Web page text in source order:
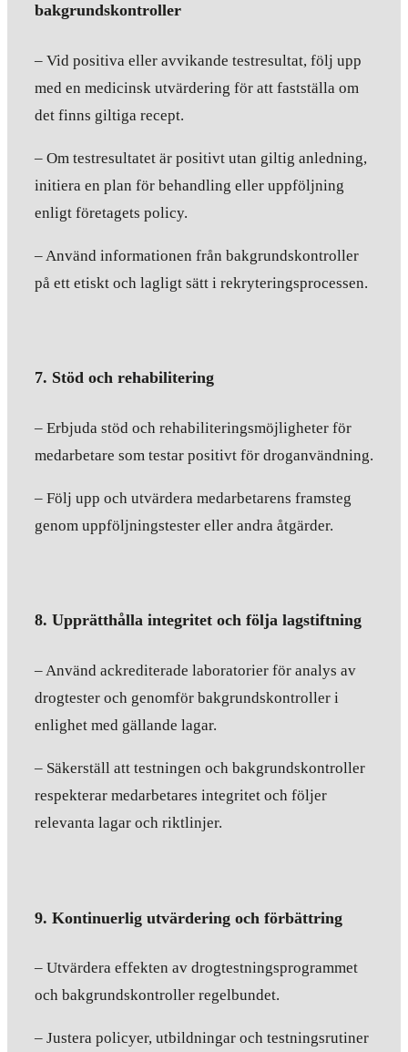
bakgrundskontroller
– Vid positiva eller avvikande testresultat, följ upp
med en medicinsk utvärdering för att fastställa om
det finns giltiga recept.
– Om testresultatet är positivt utan giltig anledning,
initiera en plan för behandling eller uppföljning
enligt företagets policy.
– Använd informationen från bakgrundskontroller
på ett etiskt och lagligt sätt i rekryteringsprocessen.
7. Stöd och rehabilitering
– Erbjuda stöd och rehabiliteringsmöjligheter för
medarbetare som testar positivt för droganvändning.
– Följ upp och utvärdera medarbetarens framsteg
genom uppföljningstester eller andra åtgärder.
8. Upprätthålla integritet och följa lagstiftning
– Använd ackrediterade laboratorier för analys av
drogtester och genomför bakgrundskontroller i
enlighet med gällande lagar.
– Säkerställ att testningen och bakgrundskontroller
respekterar medarbetares integritet och följer
relevanta lagar och riktlinjer.
9. Kontinuerlig utvärdering och förbättring
– Utvärdera effekten av drogtestningsprogrammet
och bakgrundskontroller regelbundet.
– Justera policyer, utbildningar och testningsrutiner